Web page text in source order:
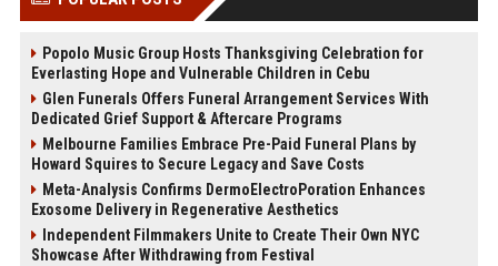
Popolo Music Group Hosts Thanksgiving Celebration for
Everlasting Hope and Vulnerable Children in Cebu
Glen Funerals Offers Funeral Arrangement Services With
Dedicated Grief Support & Aftercare Programs
Melbourne Families Embrace Pre-Paid Funeral Plans by
Howard Squires to Secure Legacy and Save Costs
Meta-Analysis Confirms DermoElectroPoration Enhances
Exosome Delivery in Regenerative Aesthetics
Independent Filmmakers Unite to Create Their Own NYC
Showcase After Withdrawing from Festival